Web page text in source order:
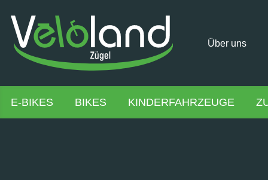
Über uns
E-BIKES BIKES KINDERFAHRZEUGE